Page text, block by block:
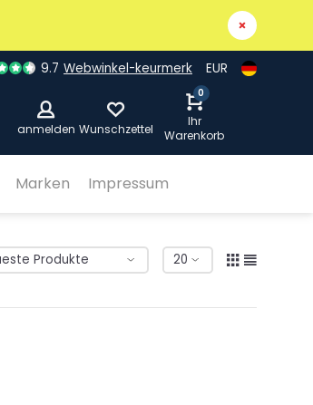
9.7 Webwinkel-keurmerk EUR
anmelden Wunschzettel
0
Ihr
Warenkorb
Marken Impressum